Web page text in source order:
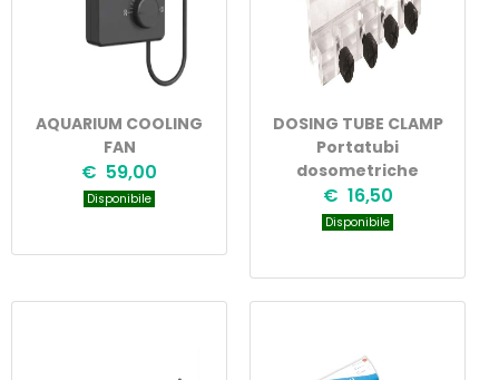
AQUARIUM COOLING
FAN
€ 59,00
Disponibile
DOSING TUBE CLAMP
Portatubi
dosometriche
€ 16,50
Disponibile